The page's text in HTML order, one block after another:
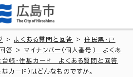
> よくある質問と回答 > 住民票・戸
答
>マイナンバー（個人番号） よくあ
帳・住基カード よくある質問と回答
カード）はどんなものですか。